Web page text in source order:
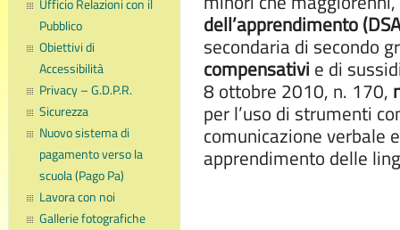
Ufficio Relazioni con il
Pubblico
Obiettivi di
Accessibilità
Privacy – G.D.P.R.
Sicurezza
Nuovo sistema di
pagamento verso la
scuola (Pago Pa)
Lavora con noi
Gallerie fotografiche
dell’apprendimento
secondaria di secondo
compensativi e di
8 ottobre 2010, n. 170,
per l’uso di strumenti
comunicazione verbale
apprendimento delle